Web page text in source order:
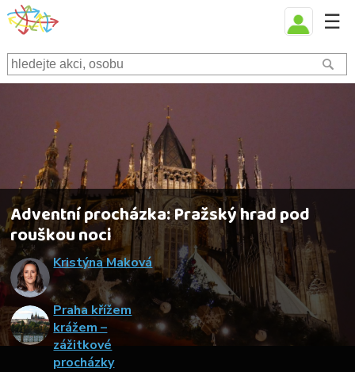
☰
Adventní procházka: Pražský hrad pod
rouškou noci
Kristýna Maková
Praha křížem
krážem –
zážitkové
procházky